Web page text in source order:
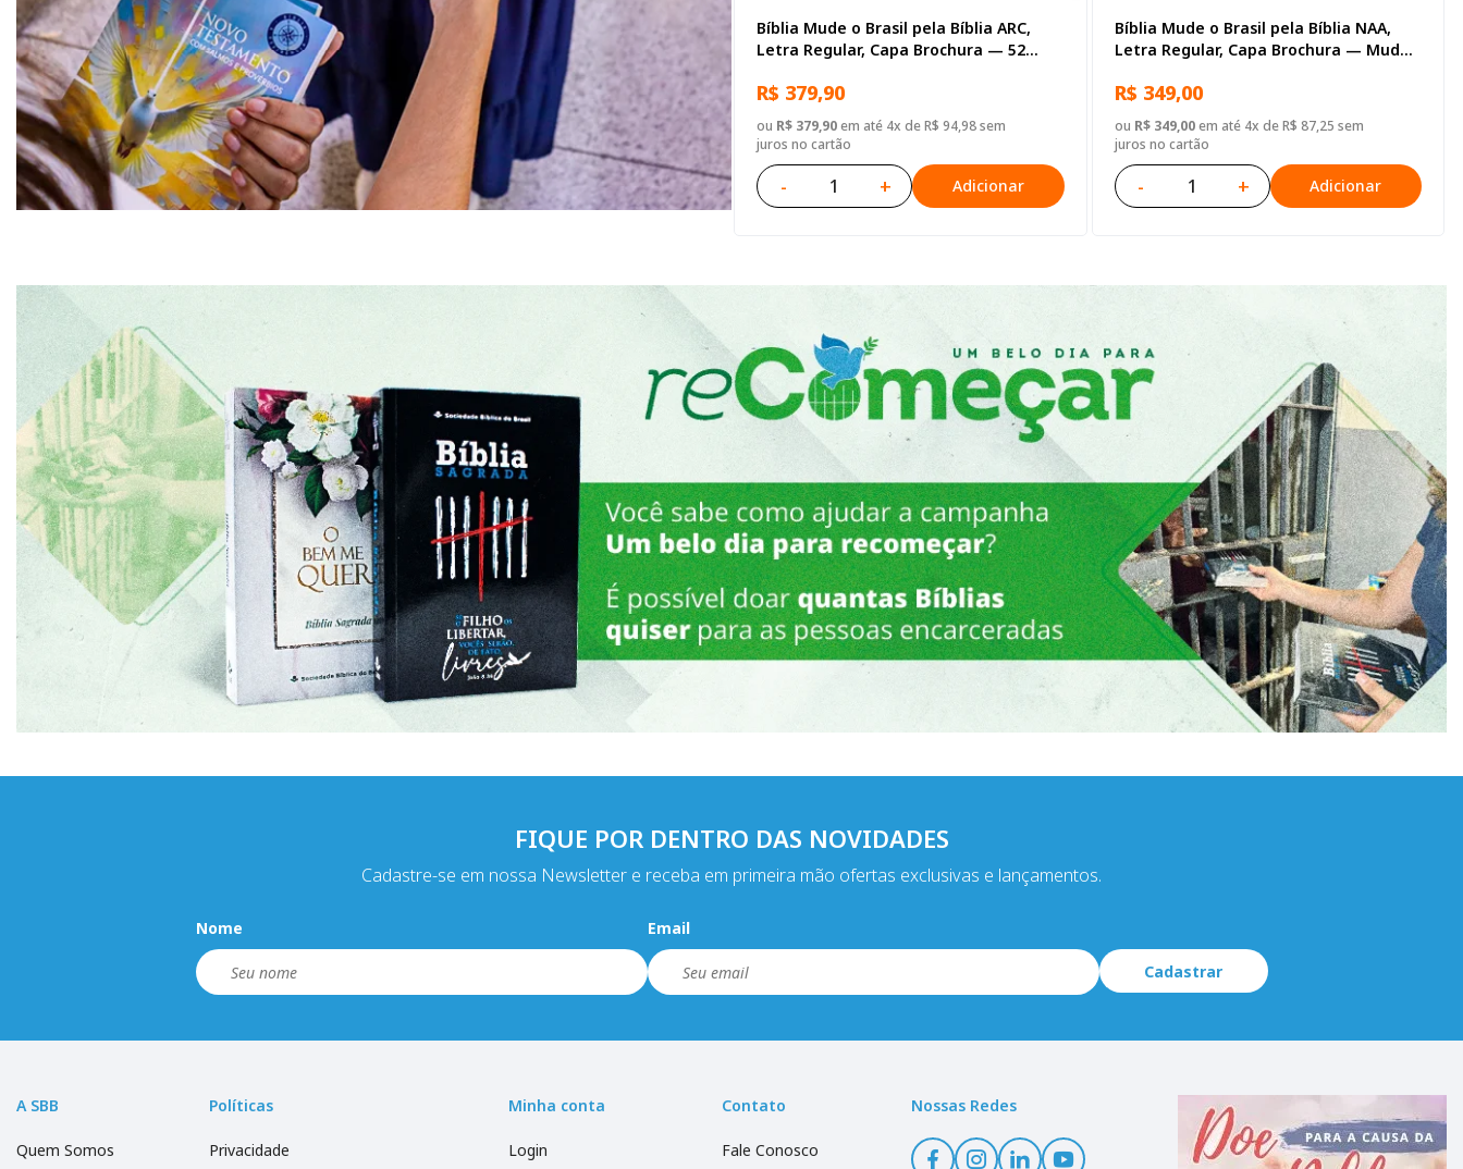
Bíblia Mude o Brasil pela Bíblia ARC,
Letra Regular, Capa Brochura — 52
R$ 379,90
ou R$ 379,90em até 4x de R$ 94,98 sem
juros no cartão
- + Adicionar
Bíblia Mude o Brasil pela Bíblia NAA,
Letra Regular, Capa Brochura — Mude
R$ 349,00
ou R$ 349,00em até 4x de R$ 87,25 sem
juros no cartão
- + Adicionar
FIQUE POR DENTRO DAS NOVIDADES
Cadastre-se em nossa Newsletter e receba em primeira mão ofertas exclusivas e lançamentos.
Nome Email
Cadastrar
A SBB
Quem Somos
Políticas
Privacidade
Minha conta
Login
Contato
Fale Conosco
Nossas Redes